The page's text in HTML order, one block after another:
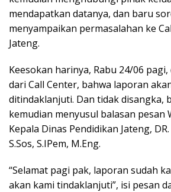
mendapatkan datanya, dan baru
menyampaikan permasalahan ke
Jateng.
Keesokan harinya, Rabu 24/06
dari Call Center, bahwa laporan
ditindaklanjuti. Dan tidak disangka,
kemudian menyusul balasan pesan
Kepala Dinas Pendidikan Jateng, DR.
S.Sos, S.IPem, M.Eng.
“Selamat pagi pak, laporan sudah
akan kami tindaklanjuti”, isi pesan